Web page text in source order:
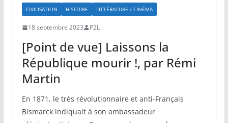
CIVILISATION HISTOIRE LITTÉRATURE / CINÉMA
18 septembre 2023 P2L
[Point de vue] Laissons la
République mourir !, par Rémi
Martin
En 1871, le très révolutionnaire et anti-Français
Bismarck indiquait à son ambassadeur